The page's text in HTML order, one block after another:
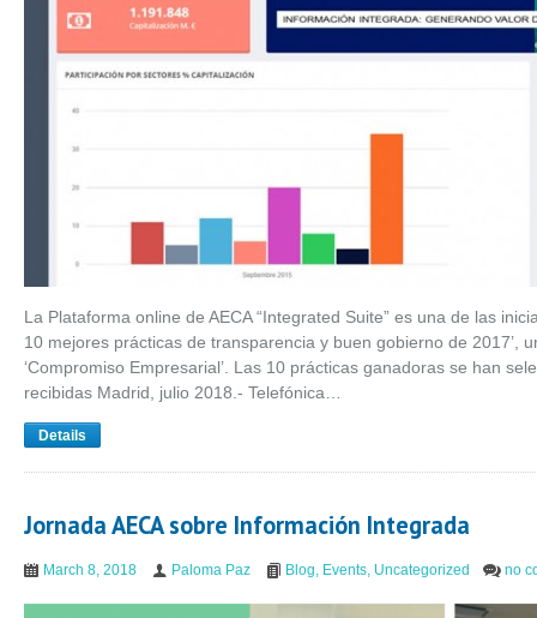
La Plataforma online de AECA “Integrated Suite” es una de las
10 mejores prácticas de transparencia y buen gobierno de 2017’,
‘Compromiso Empresarial’. Las 10 prácticas ganadoras se han
recibidas Madrid, julio 2018.- Telefónica…
Details
Jornada AECA sobre Información Integrada
March 8, 2018 Paloma Paz Blog, Events, Uncategorized no